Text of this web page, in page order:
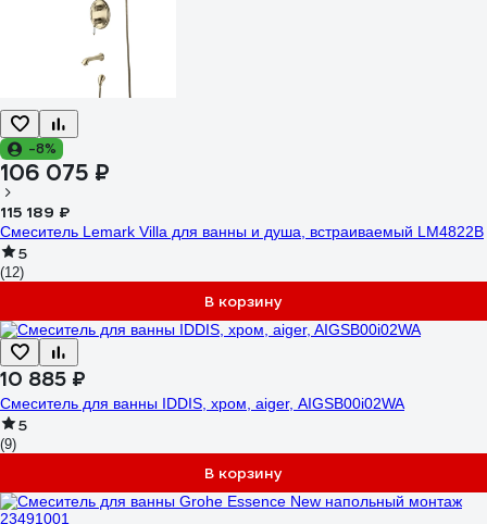
-8%
106 075 ₽
115 189 ₽
Смеситель Lemark Villa для ванны и душа, встраиваемый LM4822B
5
(12)
В корзину
10 885 ₽
Смеситель для ванны IDDIS, хром, aiger, AIGSB00i02WA
5
(9)
В корзину